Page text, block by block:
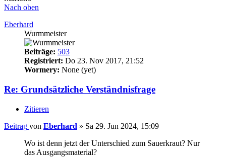
Nach oben
Eberhard
Wurmmeister
Beiträge: 503
Registriert: Do 23. Nov 2017, 21:52
Wormery: None (yet)
Re: Grundsätzliche Verständnisfrage
Zitieren
Beitrag von Eberhard » Sa 29. Jun 2024, 15:09
Wo ist denn jetzt der Unterschied zum Sauerkraut? Nur
das Ausgangsmaterial?